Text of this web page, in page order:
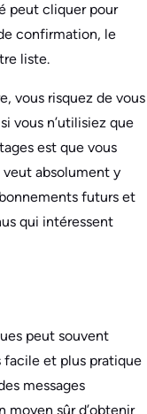
peut cliquer pour
confirmation, le
liste.
vous risquez de vous
vous n’utilisiez que
est que vous
absolument y
futurs et
qui intéressent
peut souvent
facile et plus pratique
messages
moyen sûr d’obtenir